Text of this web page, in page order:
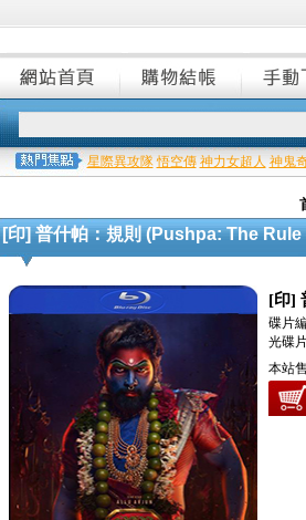
星際異攻隊 悟空傳 神力女超人 神鬼
[印] 普什帕：規則 (Pushpa: The Rule
[印]
碟片
光碟
本站